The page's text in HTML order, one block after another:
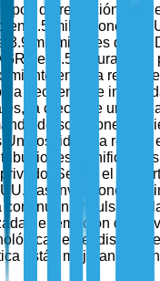
de remoción de
en 2.5 mil millones de
3.9 mil millones de
del 4.5% durante el
en esta región
la frecuencia e
la creciente
de soluciones
Unidos lidera la región
Según el
las inversiones en
continúan impulsando
de remoción de
en el diseño
están mejorando